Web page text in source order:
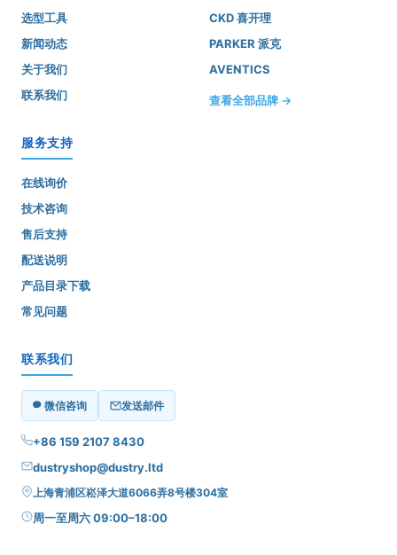
选型工具
新闻动态
关于我们
联系我们
CKD 喜开理
PARKER 派克
AVENTICS
查看全部品牌 →
服务支持
在线询价
技术咨询
售后支持
配送说明
产品目录下载
常见问题
联系我们
微信咨询 发送邮件
+86 159 2107 8430
dustryshop@dustry.ltd
上海青浦区崧泽大道6066弄8号楼304室
周一至周六 09:00–18:00